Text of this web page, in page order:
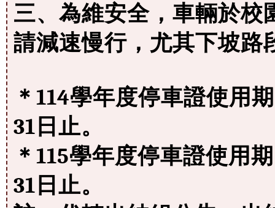
三、為維安全，車輛於
請減速慢行，尤其下坡路
＊114學年度停車證使用
31日止。
＊115學年度停車證使用
31日止。